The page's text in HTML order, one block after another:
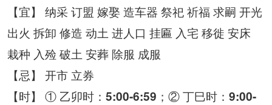
【宜】 纳采 订盟 嫁娶 造车器 祭祀 祈福 求嗣 开光
出火 拆卸 修造 动土 进人口 挂匾 入宅 移徙 安床
栽种 入殓 破土 安葬 除服 成服
【忌】 开市 立券
【时】 ① 乙卯时： 5:00-6:59 ；② 丁巳时： 9:00-